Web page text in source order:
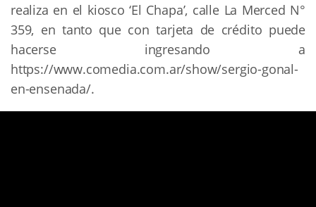
realiza en el kiosco ‘El Chapa’, calle La Merced N°
359, en tanto que con tarjeta de crédito puede
hacerse ingresando a
https://www.comedia.com.ar/show/sergio-gonal-
en-ensenada/.